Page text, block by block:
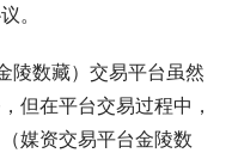
。
陵数藏）交易平台虽然
但在平台交易过程中，
媒资交易平台金陵数